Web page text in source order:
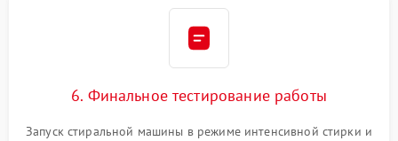
6. Финальное тестирование работы
Запуск стиральной машины в режиме интенсивной стирки и